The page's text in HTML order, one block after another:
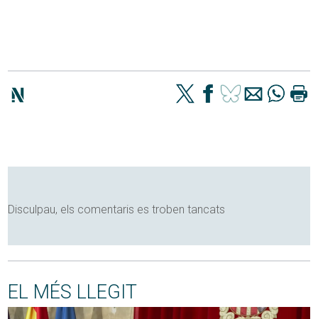
Disculpau, els comentaris es troben tancats
EL MÉS LLEGIT